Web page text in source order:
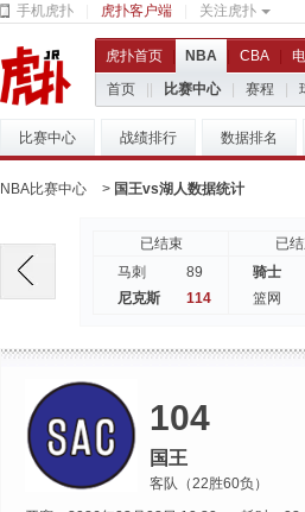
手机虎扑 虎扑客户端 关注虎扑
虎扑首页 NBA CBA
首页
比赛中心 赛程
比赛中心 战绩排行 数据排名
NBA比赛中心 > 国王vs湖人数据统计
已结束
马刺
89
尼克斯
114
已
骑士
篮网
104
国王
客队（22胜60负）